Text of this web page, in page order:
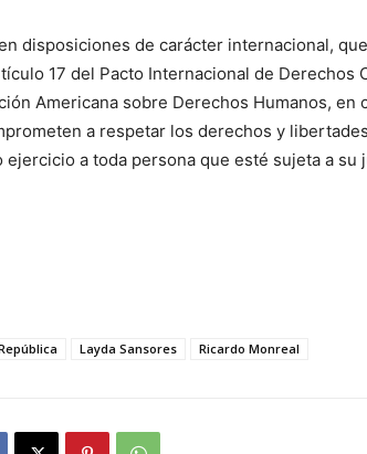
disposiciones de carácter internacional,
17 del Pacto Internacional de Derechos
Americana sobre Derechos Humanos, en
a respetar los derechos y
a toda persona que esté sujeta a su
Layda Sansores Ricardo Monreal